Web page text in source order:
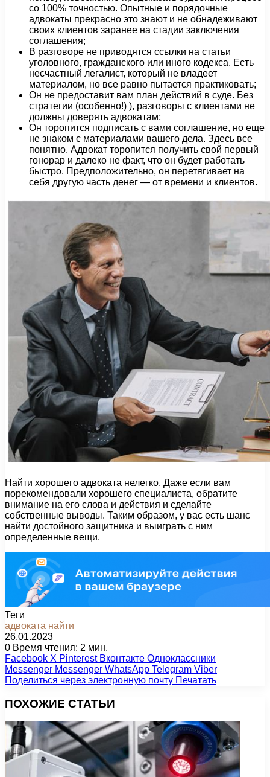
со 100% точностью. Опытные и порядочные
адвокаты прекрасно это знают и не обнадеживают
своих клиентов заранее на стадии заключения
соглашения;
В разговоре не приводятся ссылки на статьи
уголовного, гражданского или иного кодекса. Есть
несчастный легалист, который не владеет
материалом, но все равно пытается практиковать;
Он не предоставит вам план действий в суде. Без
стратегии (особенно!) ), разговоры с клиентами не
должны доверять адвокатам;
Он торопится подписать с вами соглашение, но еще
не знаком с материалами вашего дела. Здесь все
понятно. Адвокат торопится получить свой первый
гонорар и далеко не факт, что он будет работать
быстро. Предположительно, он перетягивает на
себя другую часть денег — от времени и клиентов.
Найти хорошего адвоката нелегко. Даже если вам
порекомендовали хорошего специалиста, обратите
внимание на его слова и действия и сделайте
собственные выводы. Таким образом, у вас есть шанс
найти достойного защитника и выиграть с ним
определенные вещи.
Теги
адвоката найти
26.01.2023
0 Время чтения: 2 мин.
Facebook X Pinterest Вконтакте Одноклассники
Messenger Messenger WhatsApp Telegram Viber
Поделиться через электронную почту Печатать
ПОХОЖИЕ СТАТЬИ